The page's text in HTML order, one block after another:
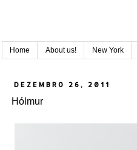
Home About us! New York
DEZEMBRO 26, 2011
Hólmur